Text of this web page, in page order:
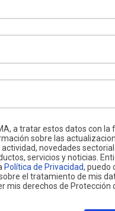
a tratar estos datos con la
sobre las
actividad, novedades
servicios y noticias.
Política de Privacidad, puedo
el tratamiento de mis
mis derechos de Protección